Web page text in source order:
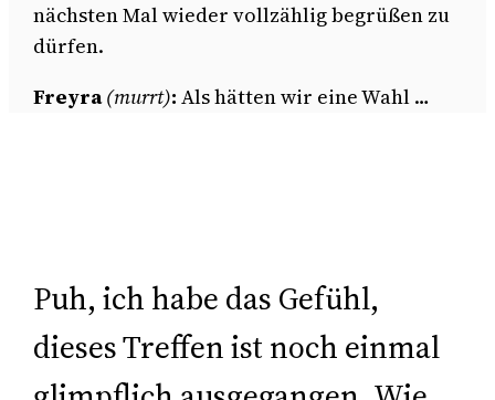
nächsten Mal wieder vollzählig begrüßen zu
dürfen.
Freyra(murrt):Als hätten wir eine Wahl …
Puh, ich habe das Gefühl,
dieses Treffen ist noch einmal